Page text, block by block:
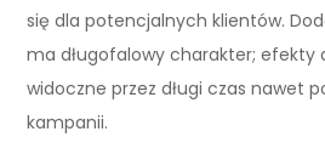
się dla potencjalnych klientów.
ma długofalowy charakter; efekty
widoczne przez długi czas nawet
kampanii.